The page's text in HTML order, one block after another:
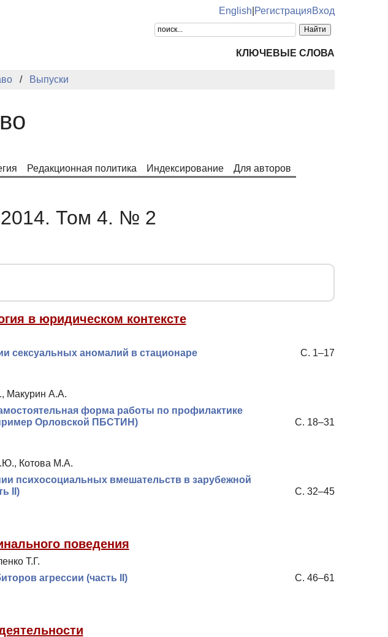
English РегистрацияВход
КЛЮЧЕВЫЕ СЛОВА
Выпуски
Редакционная политика Индексирование
Для авторов
Том 4. № 2
в юридическом контексте
сексуальных аномалий в стационаре
С. 1–17
Макурин А.А.
форма работы по профилактике
Орловской ПБСТИН)
С. 18–31
Котова М.А.
психосоциальных вмешательств в зарубежной
II)
С. 32–45
поведения
Т.Г.
агрессии (часть II)
С. 46–61